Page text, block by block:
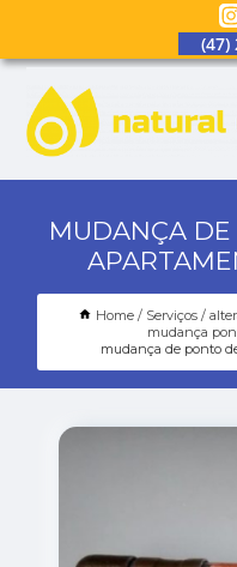
(47)
MUDANÇA
Home Serviços
mudança
mudança de ponto